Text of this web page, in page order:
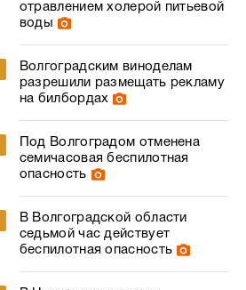
отравлением холерой питьевой
воды
Волгоградским виноделам
разрешили размещать рекламу
на билбордах
Под Волгоградом отменена
семичасовая беспилотная
опасность
В Волгоградской области
седьмой час действует
беспилотная опасность